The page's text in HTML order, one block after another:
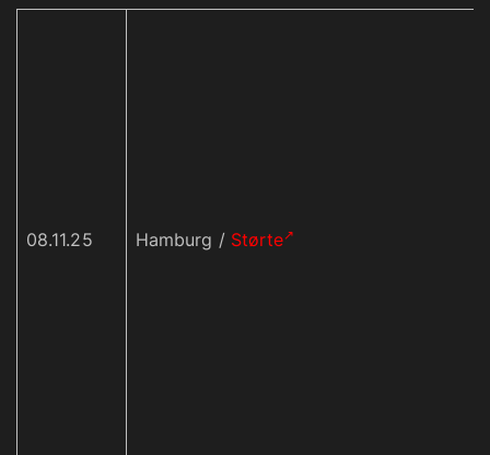
08.11.25 Hamburg / Størte